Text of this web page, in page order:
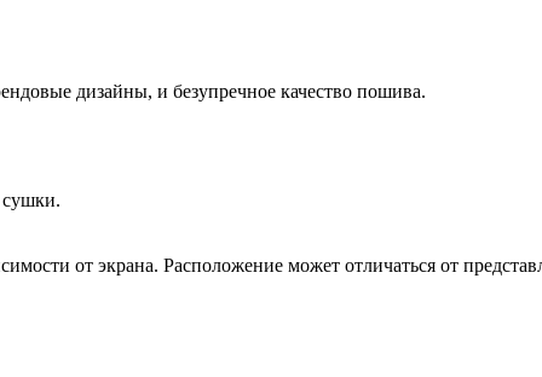
дизайны, и безупречное качество пошива.
сушки.
от экрана. Расположение может отличаться от